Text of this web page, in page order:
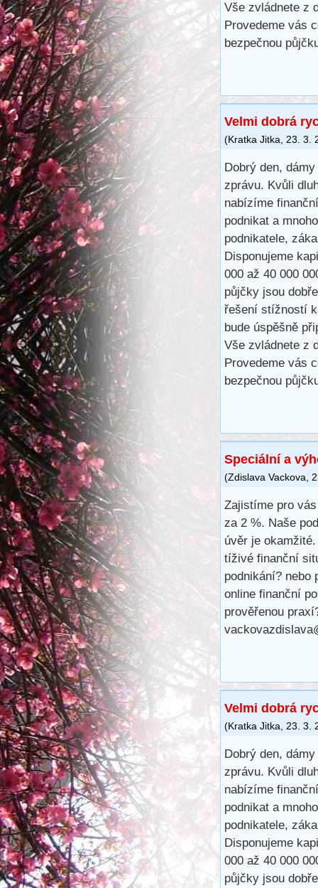
Vše zvládnete z
Provedeme vás
bezpečnou
Velmi dobrá
(Kratka Jitka 23. 3.
Dobrý den,
zprávu. Kvůli
nabízíme
podnikat a
podnikatele,
Disponujeme
000 až 40 000
půjčky jsou
řešení stížností
bude úspěšně
Vše zvládnete z
Provedeme vás
bezpečnou
Speciální a
(Zdislava Vackova,
Zajistíme pro
za 2 %. Naše
úvěr je
tíživé finanční
podnikání? nebo
online finanční
prověřenou
Velmi dobrá
(Kratka Jitka, 23. 3.
Dobrý den,
zprávu. Kvůli
nabízíme
podnikat a
podnikatele,
Disponujeme
000 až 40 000
půjčky jsou